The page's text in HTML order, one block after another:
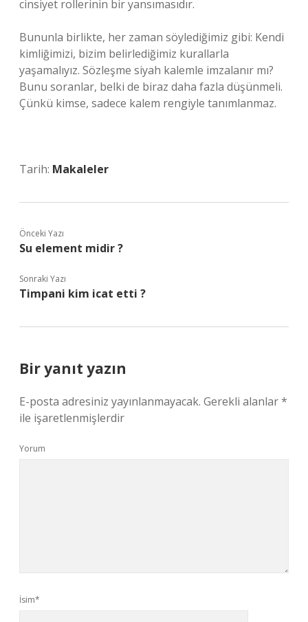
cinsiyet rollerinin bir yansımasıdır.
Bununla birlikte, her zaman söylediğimiz gibi: Kendi
kimliğimizi, bizim belirlediğimiz kurallarla
yaşamalıyız. Sözleşme siyah kalemle imzalanır mı?
Bunu soranlar, belki de biraz daha fazla düşünmeli.
Çünkü kimse, sadece kalem rengiyle tanımlanmaz.
Tarih: Makaleler
Önceki Yazı
Su element midir ?
Sonraki Yazı
Timpani kim icat etti ?
Bir yanıt yazın
E-posta adresiniz yayınlanmayacak. Gerekli alanlar*
ile işaretlenmişlerdir
Yorum
İsim*